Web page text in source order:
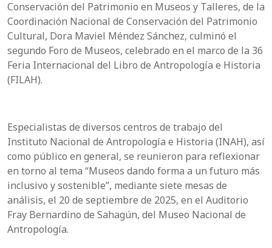
Conservación del Patrimonio en Museos y Talleres, de la
Coordinación Nacional de Conservación del Patrimonio
Cultural, Dora Maviel Méndez Sánchez, culminó el
segundo Foro de Museos, celebrado en el marco de la 36
Feria Internacional del Libro de Antropología e Historia
(FILAH).
Especialistas de diversos centros de trabajo del
Instituto Nacional de Antropología e Historia (INAH), así
como público en general, se reunieron para reflexionar
en torno al tema “Museos dando forma a un futuro más
inclusivo y sostenible”, mediante siete mesas de
análisis, el 20 de septiembre de 2025, en el Auditorio
Fray Bernardino de Sahagún, del Museo Nacional de
Antropología.